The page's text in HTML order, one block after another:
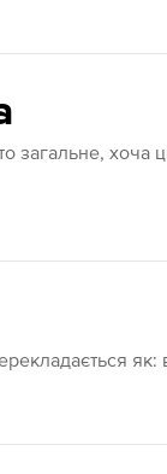
загальне, хоча
як: